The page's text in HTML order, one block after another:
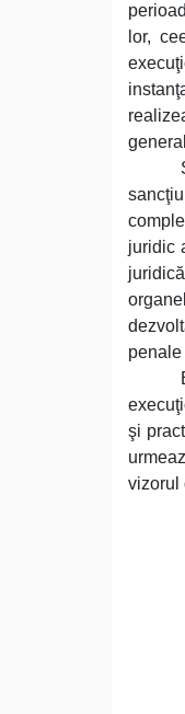
lor,
juridic
şi
vizorul